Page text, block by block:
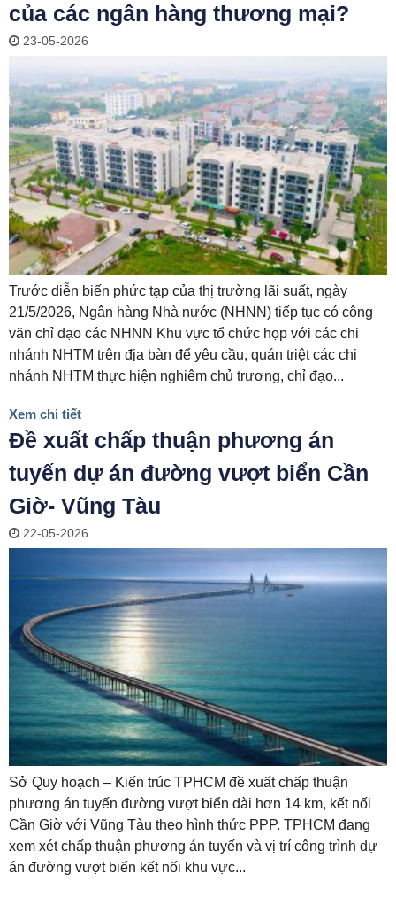
của các ngân hàng thương mại?
23-05-2026
Trước diễn biến phức tạp của thị trường lãi suất, ngày
21/5/2026, Ngân hàng Nhà nước (NHNN) tiếp tục có công
văn chỉ đạo các NHNN Khu vực tổ chức họp với các chi
nhánh NHTM trên địa bàn để yêu cầu, quán triệt các chi
nhánh NHTM thực hiện nghiêm chủ trương, chỉ đạo...
Xem chi tiết
Đề xuất chấp thuận phương án
tuyến dự án đường vượt biển Cần
Giờ- Vũng Tàu
22-05-2026
Sở Quy hoạch – Kiến trúc TPHCM đề xuất chấp thuận
phương án tuyến đường vượt biển dài hơn 14 km, kết nối
Cần Giờ với Vũng Tàu theo hình thức PPP. TPHCM đang
xem xét chấp thuận phương án tuyến và vị trí công trình dự
án đường vượt biển kết nối khu vực...